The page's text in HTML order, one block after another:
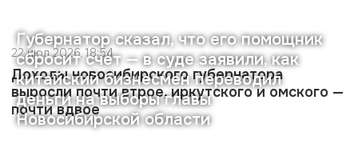
22 июл 2026, 18:54
Доходы новосибирского губернатора
выросли почти втрое, иркутского и омского —
почти вдвое
Губернатор сказал, что его помощник
сбросит счёт — в суде заявили, как
китайский бизнесмен переводил
деньги на выборы главы
Новосибирской области